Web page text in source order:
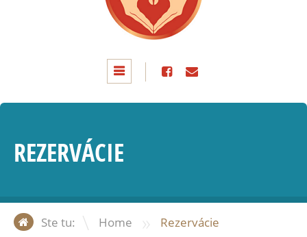
REZERVÁCIE
Ste tu: Home » Rezervácie